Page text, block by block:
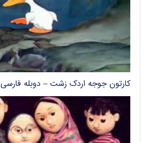
کارتون جوجه اردک زشت – دوبله فارسی